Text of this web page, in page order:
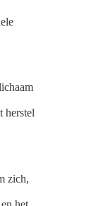
herstel
zich,